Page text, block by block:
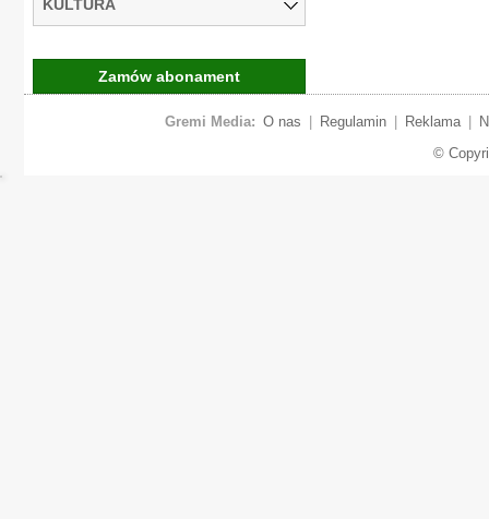
KULTURA
Zamów abonament
Gremi Media: O nas Regulamin Reklama
©